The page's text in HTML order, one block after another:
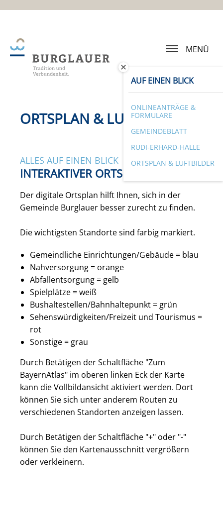
MENÜ
AUF EINEN BLICK
ONLINEANTRÄGE &
FORMULARE
GEMEINDEBLATT
RUDI-ERHARD-HALLE
ORTSPLAN & LUFTBILDER
ORTSPLAN & LUFTBILDER
ALLES AUF EINEN BLICK
INTERAKTIVER ORTSPLAN
Der digitale Ortsplan hilft Ihnen, sich in der
Gemeinde Burglauer besser zurecht zu finden.
Die wichtigsten Standorte sind farbig markiert.
Gemeindliche Einrichtungen/Gebäude = blau
Nahversorgung = orange
Abfallentsorgung = gelb
Spielplätze = weiß
Bushaltestellen/Bahnhaltepunkt = grün
Sehenswürdigkeiten/Freizeit und Tourismus =
rot
Sonstige = grau
Durch Betätigen der Schaltfläche "Zum
BayernAtlas" im oberen linken Eck der Karte
kann die Vollbildansicht aktiviert werden. Dort
können Sie sich unter anderem Routen zu
verschiedenen Standorten anzeigen lassen.
Durch Betätigen der Schaltfläche "+" oder "-"
können Sie den Kartenausschnitt vergrößern
oder verkleinern.